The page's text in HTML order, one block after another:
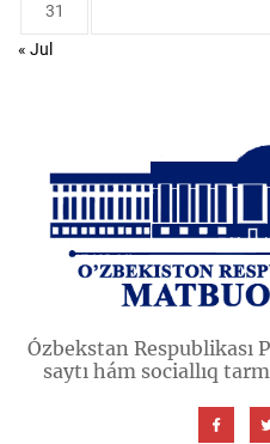
31
« Jul
Ózbekstan
saytı hám sociallıq